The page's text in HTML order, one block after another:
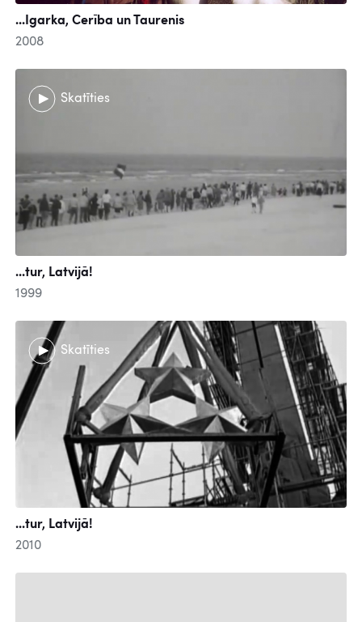
...Igarka, Cerība un Taurenis
2008
Skatīties
...tur, Latvijā!
1999
Skatīties
...tur, Latvijā!
2010